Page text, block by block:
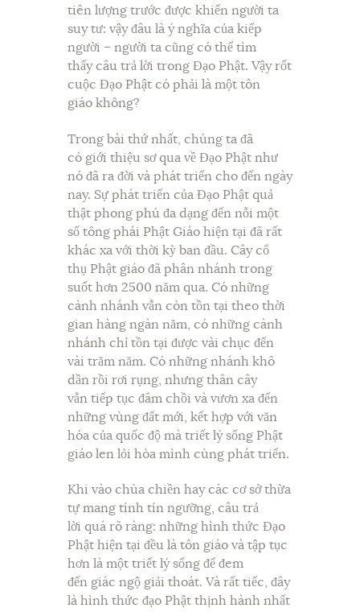
tiên lượng trước được khiến người ta
suy tư: vậy đâu là ý nghĩa của kiếp
người – người ta cũng có thể tìm
thấy câu trả lời trong Đạo Phật. Vậy rốt
cuộc Đạo Phật có phải là một tôn
giáo không?
Trong bài thứ nhất, chúng ta đã
có giới thiệu sơ qua về Đạo Phật như
nó đã ra đời và phát triển cho đến ngày
nay. Sự phát triển của Đạo Phật quả
thật phong phú đa dạng đến nỗi một
số tông phái Phật Giáo hiện tại đã rất
khác xa với thời kỳ ban đầu. Cây cổ
thụ Phật giáo đã phân nhánh trong
suốt hơn 2500 năm qua. Có những
cành nhánh vẫn còn tồn tại theo thời
gian hàng ngàn năm, có những cành
nhánh chỉ tồn tại được vài chục đến
vài trăm năm. Có những nhánh khô
dần rồi rơi rụng, nhưng thân cây
vẫn tiếp tục đâm chồi và vươn xa đến
những vùng đất mới, kết hợp với văn
hóa của quốc độ mà triết lý sống Phật
giáo len lỏi hòa mình cùng phát triển.
Khi vào chùa chiền hay các cơ sở thừa
tự mang tính tín ngưỡng, câu trả
lời quá rõ ràng: những hình thức Đạo
Phật hiện tại đều là tôn giáo và tập tục
hơn là một triết lý sống để đem
đến giác ngộ giải thoát. Và rất tiếc, đây
là hình thức đạo Phật thịnh hành nhất